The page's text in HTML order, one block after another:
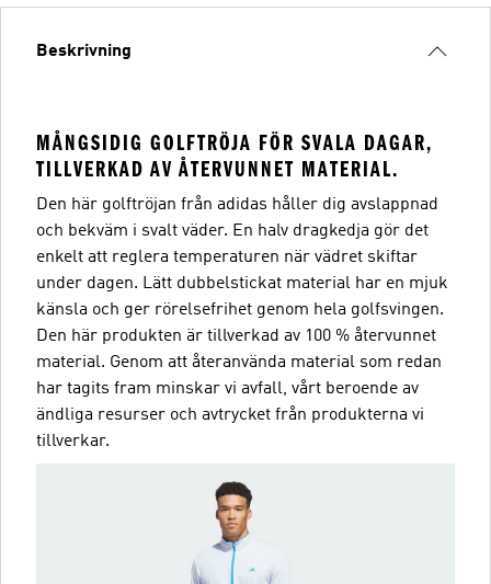
Beskrivning
MÅNGSIDIG GOLFTRÖJA FÖR SVALA DAGAR,
TILLVERKAD AV ÅTERVUNNET MATERIAL.
Den här golftröjan från adidas håller dig avslappnad
och bekväm i svalt väder. En halv dragkedja gör det
enkelt att reglera temperaturen när vädret skiftar
under dagen. Lätt dubbelstickat material har en mjuk
känsla och ger rörelsefrihet genom hela golfsvingen.
Den här produkten är tillverkad av 100 % återvunnet
material. Genom att återanvända material som redan
har tagits fram minskar vi avfall, vårt beroende av
ändliga resurser och avtrycket från produkterna vi
tillverkar.